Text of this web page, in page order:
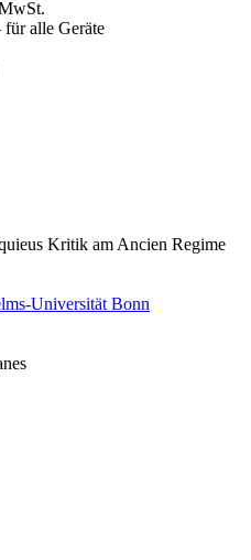
alle Geräte
Kritik am Ancien Regime
Universität Bonn